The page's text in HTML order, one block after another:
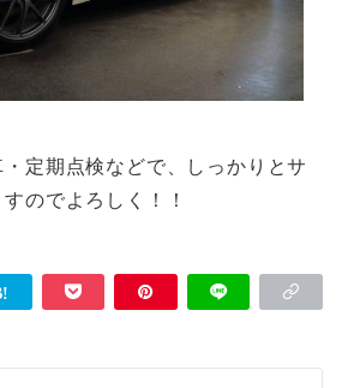
定期点検などで、しっかりとサ
のでよろしく！！